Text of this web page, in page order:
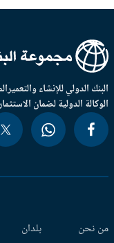
الدولي للإنشاء والتعمير
الدولية لضمان الاستثمار
نحن
بلدان